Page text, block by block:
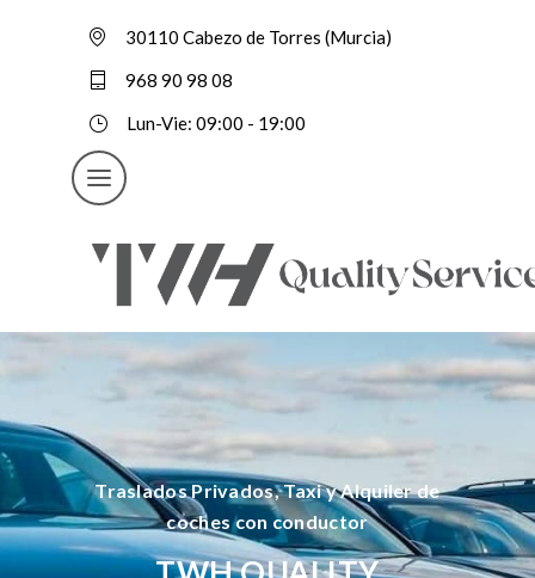
30110 Cabezo de Torres (Murcia)
968 90 98 08
Lun-Vie: 09:00 - 19:00
Traslados Privados, Taxi y Alquiler de
coches con conductor